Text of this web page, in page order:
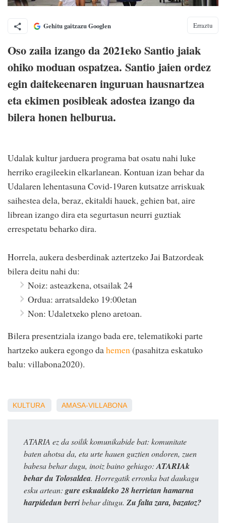
Gehitu gaitzazu Googlen Erraztu
Oso zaila izango da 2021eko Santio jaiak
ohiko moduan ospatzea. Santio jaien ordez
egin daitekeenaren inguruan hausnartzea
eta ekimen posibleak adostea izango da
bilera honen helburua.
Udalak kultur jarduera programa bat osatu nahi luke
herriko eragileekin elkarlanean. Kontuan izan behar da
Udalaren lehentasuna Covid-19aren kutsatze arriskuak
saihestea dela, beraz, ekitaldi hauek, gehien bat, aire
librean izango dira eta segurtasun neurri guztiak
errespetatu beharko dira.
Horrela, aukera desberdinak aztertzeko Jai Batzordeak
bilera deitu nahi du:
Noiz: asteazkena, otsailak 24
Ordua: arratsaldeko 19:00etan
Non: Udaletxeko pleno aretoan.
Bilera presentziala izango bada ere, telematikoki parte
hartzeko aukera egongo dahemen (pasahitza eskatuko
balu: villabona2020).
KULTURA AMASA-VILLABONA
ATARIA ez da soilik komunikabide bat: komunitate
baten ahotsa da, eta urte hauen guztien ondoren, zuen
babesa behar dugu, inoiz baino gehiago: ATARIAk
behar du Tolosaldea. Horregatik erronka bat daukagu
esku artean: gure eskualdeko 28 herrietan hamarna
harpidedun berribehar ditugu. Zu falta zara, bazatoz?